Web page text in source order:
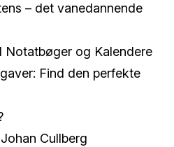
– det vanedannende
Notatbøger og Kalendere
Find den perfekte
Cullberg